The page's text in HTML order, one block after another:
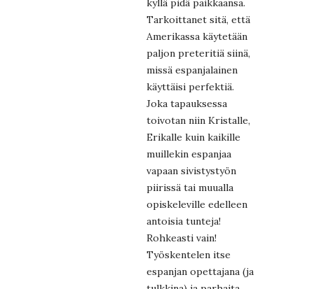
kyllä pidä paikkaansa.
Tarkoittanet sitä, että
Amerikassa käytetään
paljon preteritiä siinä,
missä espanjalainen
käyttäisi perfektiä.
Joka tapauksessa
toivotan niin Kristalle,
Erikalle kuin kaikille
muillekin espanjaa
vapaan sivistystyön
piirissä tai muualla
opiskeleville edelleen
antoisia tunteja!
Rohkeasti vain!
Työskentelen itse
espanjan opettajana (ja